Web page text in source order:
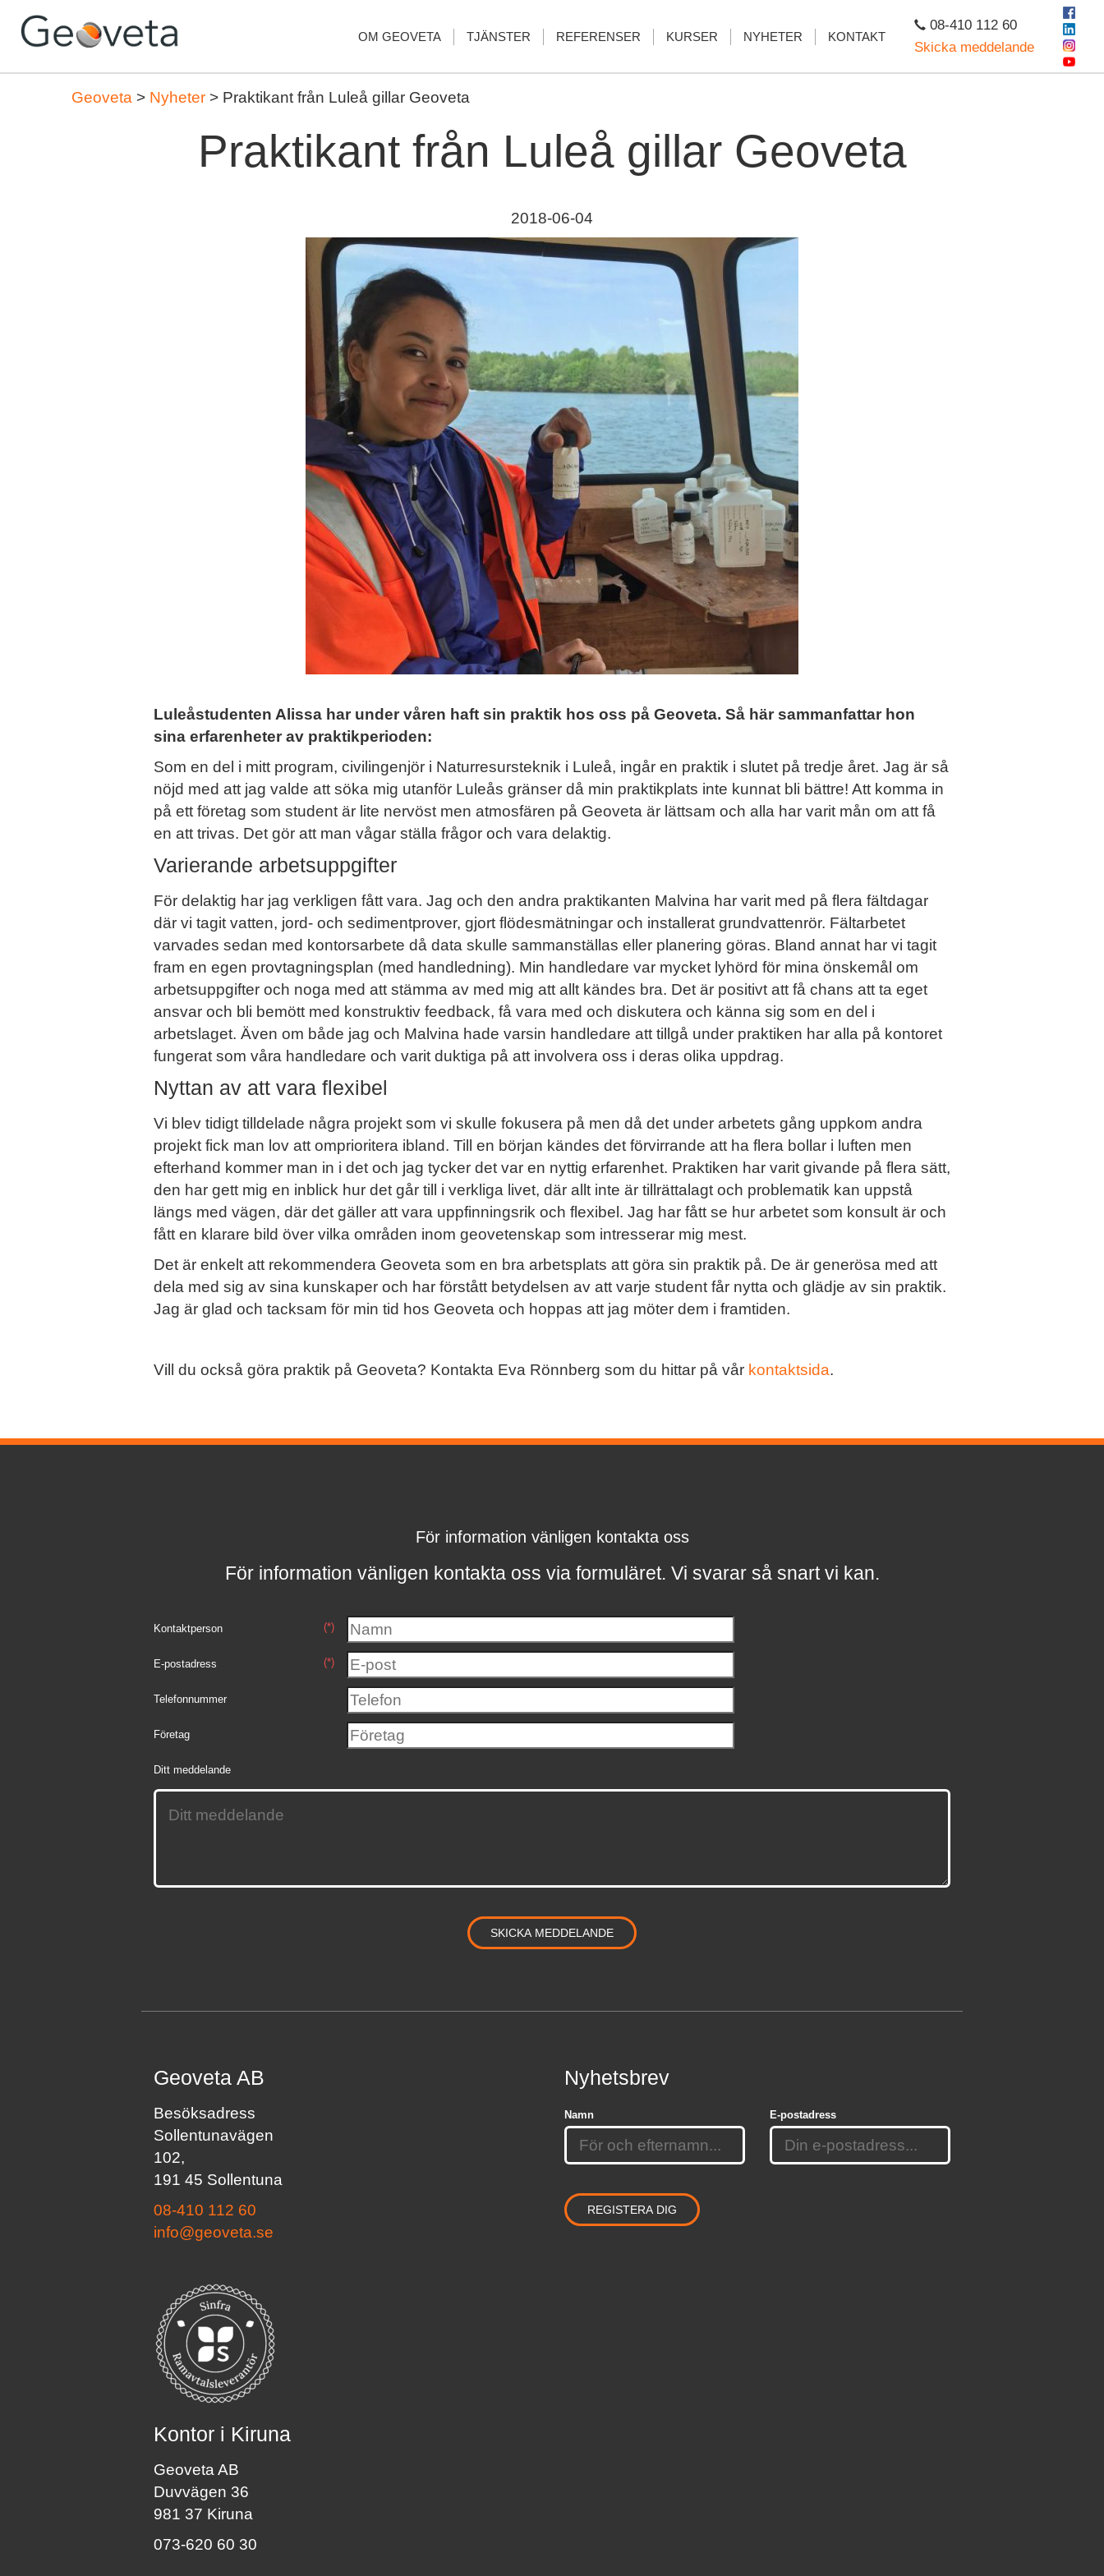
08-410 112 60
Skicka meddelande
OM GEOVETA TJÄNSTER REFERENSER KURSER NYHETER KONTAKT
Geoveta > Nyheter > Praktikant från Luleå gillar Geoveta
Praktikant från Luleå gillar Geoveta
2018-06-04
Luleåstudenten Alissa har under våren haft sin praktik hos oss på Geoveta. Så här sammanfattar hon
sina erfarenheter av praktikperioden:
Som en del i mitt program, civilingenjör i Naturresursteknik i Luleå, ingår en praktik i slutet på tredje året. Jag är så
nöjd med att jag valde att söka mig utanför Luleås gränser då min praktikplats inte kunnat bli bättre! Att komma in
på ett företag som student är lite nervöst men atmosfären på Geoveta är lättsam och alla har varit mån om att få
en att trivas. Det gör att man vågar ställa frågor och vara delaktig.
Varierande arbetsuppgifter
För delaktig har jag verkligen fått vara. Jag och den andra praktikanten Malvina har varit med på flera fältdagar
där vi tagit vatten, jord- och sedimentprover, gjort flödesmätningar och installerat grundvattenrör. Fältarbetet
varvades sedan med kontorsarbete då data skulle sammanställas eller planering göras. Bland annat har vi tagit
fram en egen provtagningsplan (med handledning). Min handledare var mycket lyhörd för mina önskemål om
arbetsuppgifter och noga med att stämma av med mig att allt kändes bra. Det är positivt att få chans att ta eget
ansvar och bli bemött med konstruktiv feedback, få vara med och diskutera och känna sig som en del i
arbetslaget. Även om både jag och Malvina hade varsin handledare att tillgå under praktiken har alla på kontoret
fungerat som våra handledare och varit duktiga på att involvera oss i deras olika uppdrag.
Nyttan av att vara flexibel
Vi blev tidigt tilldelade några projekt som vi skulle fokusera på men då det under arbetets gång uppkom andra
projekt fick man lov att omprioritera ibland. Till en början kändes det förvirrande att ha flera bollar i luften men
efterhand kommer man in i det och jag tycker det var en nyttig erfarenhet. Praktiken har varit givande på flera sätt,
den har gett mig en inblick hur det går till i verkliga livet, där allt inte är tillrättalagt och problematik kan uppstå
längs med vägen, där det gäller att vara uppfinningsrik och flexibel. Jag har fått se hur arbetet som konsult är och
fått en klarare bild över vilka områden inom geovetenskap som intresserar mig mest.
Det är enkelt att rekommendera Geoveta som en bra arbetsplats att göra sin praktik på. De är generösa med att
dela med sig av sina kunskaper och har förstått betydelsen av att varje student får nytta och glädje av sin praktik.
Jag är glad och tacksam för min tid hos Geoveta och hoppas att jag möter dem i framtiden.
Vill du också göra praktik på Geoveta? Kontakta Eva Rönnberg som du hittar på vår kontaktsida.
För information vänligen kontakta oss
För information vänligen kontakta oss via formuläret. Vi svararså snart vi kan.
Kontaktperson (*)
E-postadress (*)
Telefonnummer
Företag
Ditt meddelande
Geoveta AB
Besöksadress
Sollentunavägen
102,
191 45 Sollentuna
08-410 112 60
info@geoveta.se
Kontor i Kiruna
Geoveta AB
Duvvägen 36
981 37 Kiruna
073-620 60 30
Nyhetsbrev
Namn E-postadress